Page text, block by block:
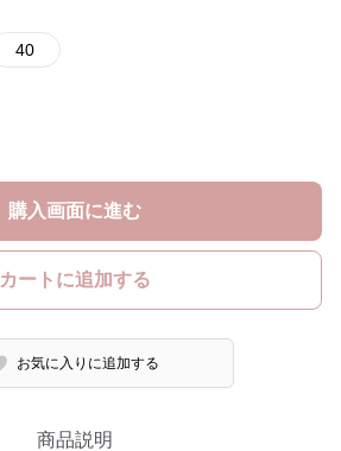
40
購入画面に進む
カートに追加する
お気に入りに追加する
商品説明